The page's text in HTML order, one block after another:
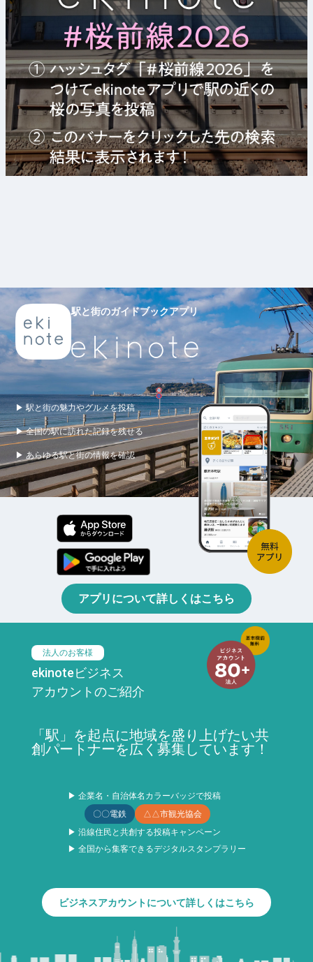
駅と街のガイドブックアプリ
▶ 駅と街の魅力やグルメを投稿
▶ 全国の駅に訪れた記録を残せる
▶ あらゆる駅と街の情報を確認
アプリについて詳しくはこちら
法人のお客様
ekinoteビジネス
アカウントのご紹介
「駅」を起点に地域を盛り上げたい共
創パートナーを広く募集しています！
▶ 企業名・自治体名カラーバッジで投稿
〇〇電鉄
△△市観光協会
▶ 沿線住民と共創する投稿キャンペーン
▶ 全国から集客できるデジタルスタンプラリー
ビジネスアカウントについて詳しくはこちら